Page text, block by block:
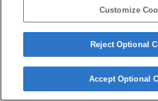
Customize
Reject Optional
Accept Optional